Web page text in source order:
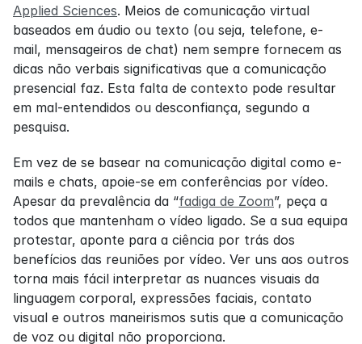
Applied Sciences. Meios de comunicação virtual
baseados em áudio ou texto (ou seja, telefone, e-
mail, mensageiros de chat) nem sempre fornecem as
dicas não verbais significativas que a comunicação
presencial faz. Esta falta de contexto pode resultar
em mal-entendidos ou desconfiança, segundo a
pesquisa.
Em vez de se basear na comunicação digital como e-
mails e chats, apoie-se em conferências por vídeo.
Apesar da prevalência da “fadiga de Zoom”, peça a
todos que mantenham o vídeo ligado. Se a sua equipa
protestar, aponte para a ciência por trás dos
benefícios das reuniões por vídeo. Ver uns aos outros
torna mais fácil interpretar as nuances visuais da
linguagem corporal, expressões faciais, contato
visual e outros maneirismos sutis que a comunicação
de voz ou digital não proporciona.